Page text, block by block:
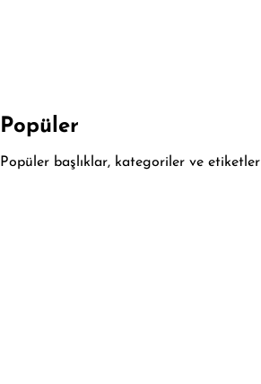
Popüler
Popüler başlıklar, kategoriler ve etiketler